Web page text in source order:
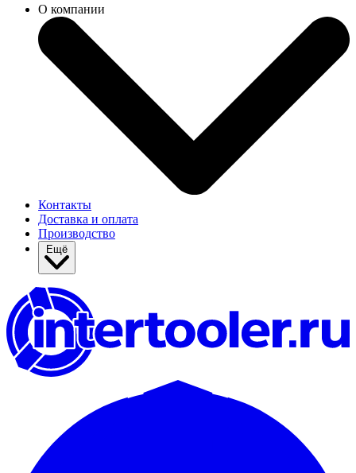
О компании
Контакты
Доставка и оплата
Производство